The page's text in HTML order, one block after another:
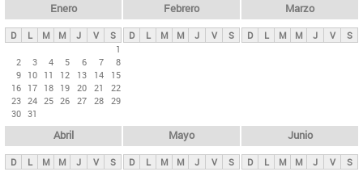
ds
p
n
c
i
p
Enero
D L M M J V
S
1
2
3 4 5 6 7
8
9 10 11 12 13 14
15
16 17 18 19 20 21
22
23 24 25 26 27 28 29
30 31
Febrero
D L M M J V S
Marzo
D L M M J V S
Abril
D L M M J V S
Mayo
D L M M J V S
Junio
D L M M J V S